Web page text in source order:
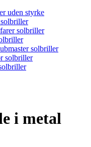
uden styrke
solbriller
solbriller
solbriller
i metal